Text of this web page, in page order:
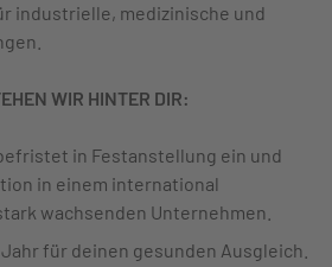
industrielle, medizinische und
WIR HINTER DIR:
in Festanstellung ein und
in einem international
wachsenden Unternehmen.
für deinen gesunden Ausgleich.